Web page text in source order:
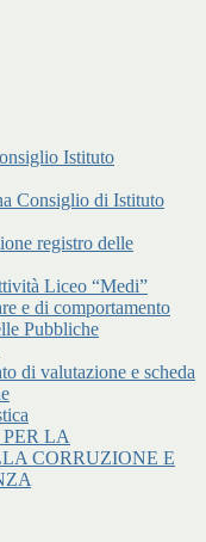
Istituto
Consiglio di Istituto
registro delle
Liceo “Medi”
e di comportamento
Pubbliche
di valutazione e scheda
LA
CORRUZIONE E